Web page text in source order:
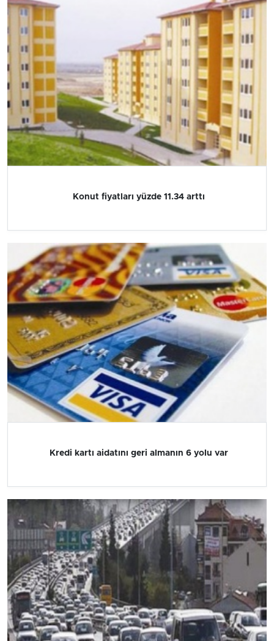
Konut fiyatları yüzde 11.34 arttı
Kredi kartı aidatını geri almanın 6 yolu var